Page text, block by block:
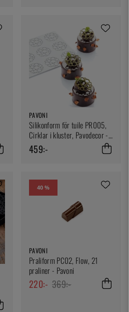
PAVONI
Silikonform för tuile PR005,
Cirklar i kluster, Pavodecor -
Pavoni
459:-
40 %
PAVONI
Praliform PC02, Flow, 21
praliner - Pavoni
220:- 369:-